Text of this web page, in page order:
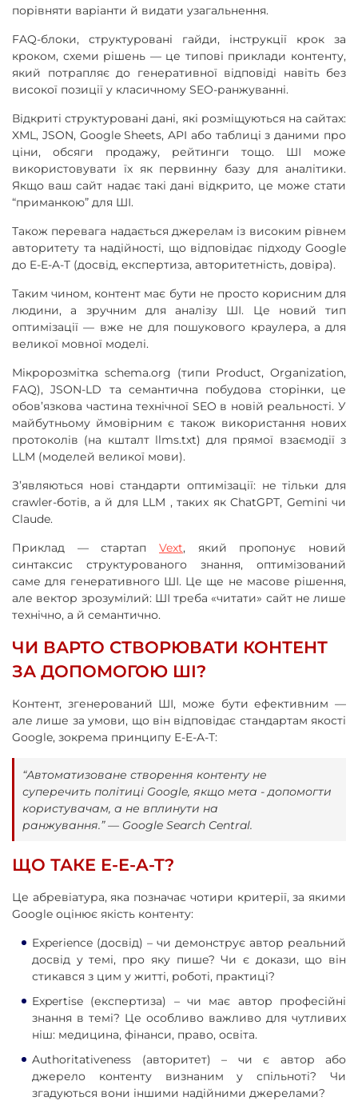
порівняти варіанти й видати узагальнення.
FAQ-блоки, структуровані гайди, інструкції крок за
кроком, схеми рішень — це типові приклади контенту,
який потрапляє до генеративної відповіді навіть без
високої позиції у класичному SEO-ранжуванні.
Відкриті структуровані дані, які розміщуються на сайтах:
XML, JSON, Google Sheets, API або таблиці з даними про
ціни, обсяги продажу, рейтинги тощо. ШІ може
використовувати їх як первинну базу для аналітики.
Якщо ваш сайт надає такі дані відкрито, це може стати
“приманкою” для ШІ.
Також перевага надається джерелам із високим рівнем
авторитету та надійності, що відповідає підходу Google
до E-E-A-T (досвід, експертиза, авторитетність, довіра).
Таким чином, контент має бути не просто корисним для
людини, а зручним для аналізу ШІ. Це новий тип
оптимізації — вже не для пошукового краулера, а для
великої мовної моделі.
Мікророзмітка schema.org (типи Product, Organization,
FAQ), JSON-LD та семантична побудова сторінки, це
обов’язкова частина технічної SEO в новій реальності. У
майбутньому ймовірним є також використання нових
протоколів (на кшталт llms.txt) для прямої взаємодії з
LLM (моделей великої мови).
З’являються нові стандарти оптимізації: не тільки для
crawler-ботів, а й для LLM , таких як ChatGPT, Gemini чи
Claude.
Приклад — стартап Vext, який пропонує новий
синтаксис структурованого знання, оптимізований
саме для генеративного ШІ. Це ще не масове рішення,
але вектор зрозумілий: ШІ треба «читати» сайт не лише
технічно, а й семантично.
ЧИ ВАРТО СТВОРЮВАТИ КОНТЕНТ
ЗА ДОПОМОГОЮ ШІ?
Контент, згенерований ШІ, може бути ефективним —
але лише за умови, що він відповідає стандартам якості
Google, зокрема принципу E-E-A-T:
“Автоматизоване створення контенту не
суперечить політиці Google, якщо мета - допомогти
користувачам, а не вплинути на
ранжування.” — Google Search Central.
ЩО ТАКЕ E-E-A-T?
Це абревіатура, яка позначає чотири критерії, за якими
Google оцінює якість контенту:
Experience (досвід) – чи демонструє автор реальний
досвід у темі, про яку пише? Чи є докази, що він
стикався з цим у житті, роботі, практиці?
Expertise (експертиза) – чи має автор професійні
знання в темі? Це особливо важливо для чутливих
ніш: медицина, фінанси, право, освіта.
Authoritativeness (авторитет) – чи є автор або
джерело контенту визнаним у спільноті? Чи
згадуються вони іншими надійними джерелами?